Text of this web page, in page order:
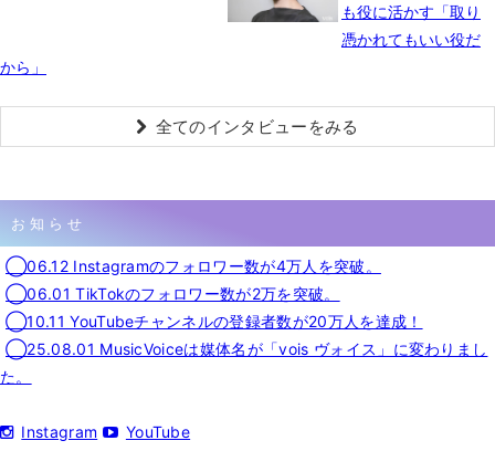
も役に活かす「取り
憑かれてもいい役だ
から」
全てのインタビューをみる
お知らせ
◯06.12 Instagramのフォロワー数が4万人を突破。
◯06.01 TikTokのフォロワー数が2万を突破。
◯10.11 YouTubeチャンネルの登録者数が20万人を達成！
◯25.08.01 MusicVoiceは媒体名が「vois ヴォイス」に変わりまし
た。
Instagram YouTube